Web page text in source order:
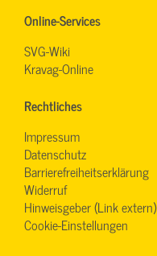
Online-Services
SVG-Wiki
Kravag-Online
Rechtliches
Impressum
Datenschutz
Barrierefreiheitserklärung
Widerruf
Hinweisgeber (Link extern)
Cookie-Einstellungen